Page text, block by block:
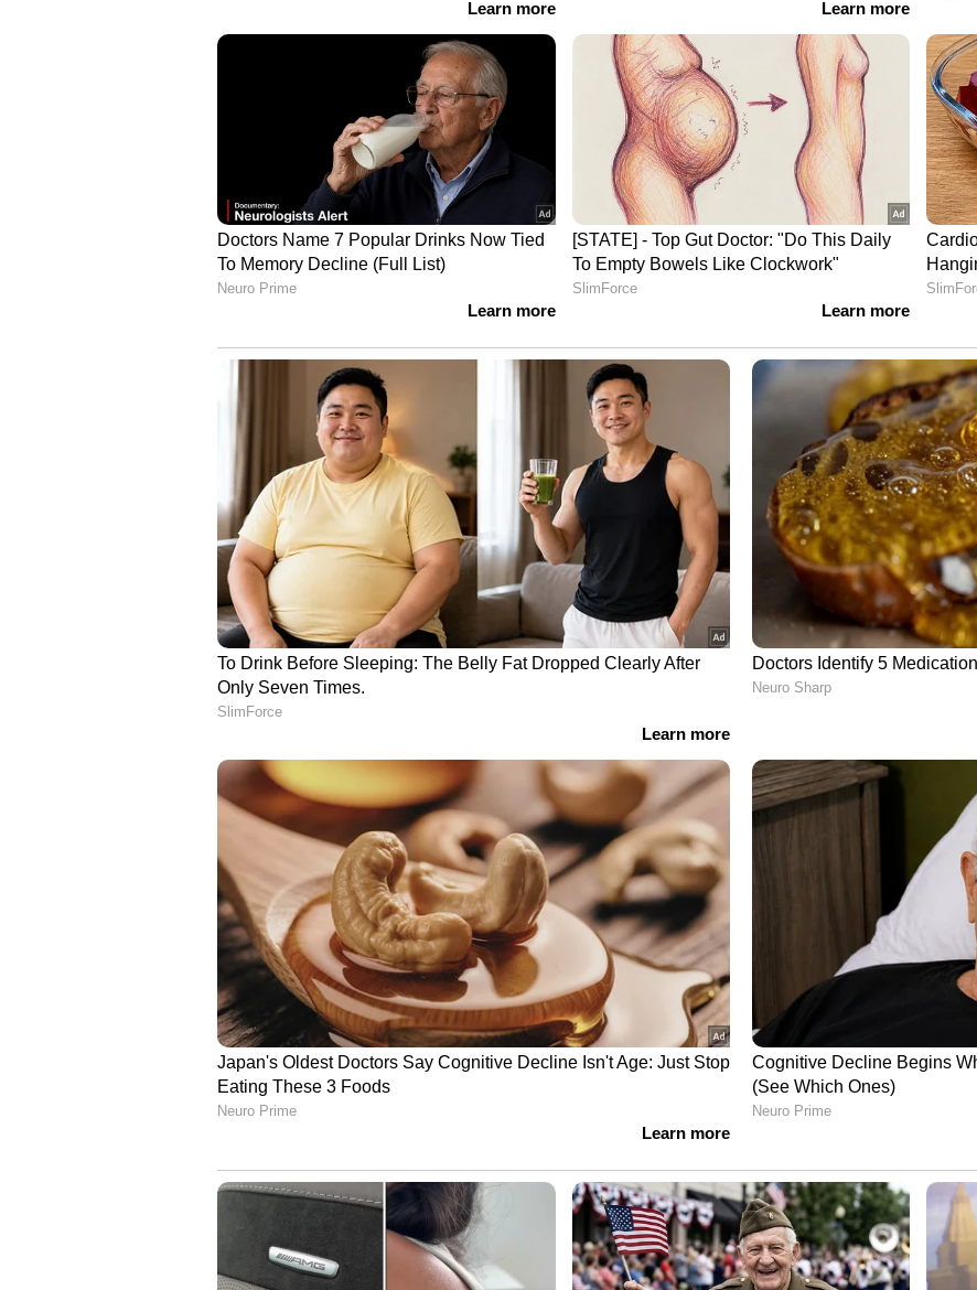
View post on Instagram
യു‌എസ്‌എയിലെ ബ്രൗൺ യൂണിവേഴ്‌സിറ്റിയിൽ പഠനം പൂർത്തിയാക്കിയ ആനന്ത്
നിലവിൽ റിലയൻസ് ഇൻഡസ്ട്രീസ് ലിമിറ്റഡിന്റെ ഡയറക്ടറാണ്. അതേസമയം, ഇവരുടെ
വിവാഹ തീയതിയോ വിവാഹവുമായി ബന്ധപ്പെട്ട മറ്റ് വിവരങ്ങളോ ഇതുവരെ പുറത്തു
വിട്ടിട്ടില്ല. ഇരുവരും വൈകാതെ വിവാഹിതരാകും എന്ന വിവരം മാത്രമാണ്
അറിയിച്ചിട്ടുള്ളത്. പുറത്തു വരുന്ന പുതിയ റിപ്പോർട്ടുകൾ പ്രകാരം ഗുജറാത്തി
ആചാരപ്രകാരമാണ് അനന്ത് അംബാനി-രാധിക മെർച്ചന്റെ വിവാഹം നടക്കുക.
View post on Instagram
Also Read: 'ഈ മൂക്കുത്തിയില്‍ ഇത്രയും കോമഡി ഉണ്ടായിരുന്നോ?'; കുട്ടി
കുറുമ്പന്‍റെ വീഡിയോയുമായി പാര്‍വതി കൃഷ്ണ